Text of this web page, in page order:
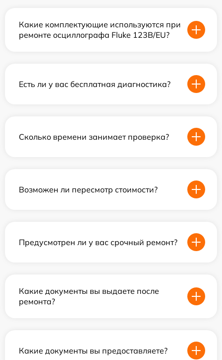
Какие комплектующие используются при
ремонте осциллографа Fluke 123B/EU?
Есть ли у вас бесплатная диагностика?
Сколько времени занимает проверка?
Возможен ли пересмотр стоимости?
Предусмотрен ли у вас срочный ремонт?
Какие документы вы выдаете после
ремонта?
Какие документы вы предоставляете?